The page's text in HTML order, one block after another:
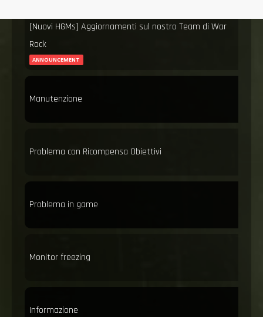
[Nuovi HGMs] Aggiornamenti sul nostro Team di War
Rock
ANNOUNCEMENT
Manutenzione
Problema con Ricompensa Obiettivi
Problema in game
Monitor freezing
Informazione